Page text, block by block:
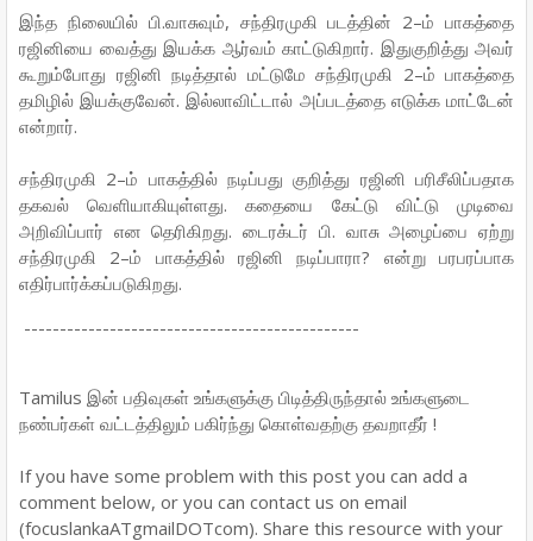
இந்த நிலையில் பி.வாசுவும், சந்திரமுகி படத்தின் 2–ம் பாகத்தை
ரஜினியை வைத்து இயக்க ஆர்வம் காட்டுகிறார். இதுகுறித்து அவர்
கூறும்போது ரஜினி நடித்தால் மட்டுமே சந்திரமுகி 2–ம் பாகத்தை
தமிழில் இயக்குவேன். இல்லாவிட்டால் அப்படத்தை எடுக்க மாட்டேன்
என்றார்.
சந்திரமுகி 2–ம் பாகத்தில் நடிப்பது குறித்து ரஜினி பரிசீலிப்பதாக
தகவல் வெளியாகியுள்ளது. கதையை கேட்டு விட்டு முடிவை
அறிவிப்பார் என தெரிகிறது. டைரக்டர் பி. வாசு அழைப்பை ஏற்று
சந்திரமுகி 2–ம் பாகத்தில் ரஜினி நடிப்பாரா? என்று பரபரப்பாக
எதிர்பார்க்கப்படுகிறது.
-----------------------------------------------
Tamilus இன் பதிவுகள் உங்களுக்கு பிடித்திருந்தால் உங்களுடை
நண்பர்கள் வட்டத்திலும் பகிர்ந்து கொள்வதற்கு தவறாதீர் !
If you have some problem with this post you can add a
comment below, or you can contact us on email
(focuslankaATgmailDOTcom). Share this resource with your